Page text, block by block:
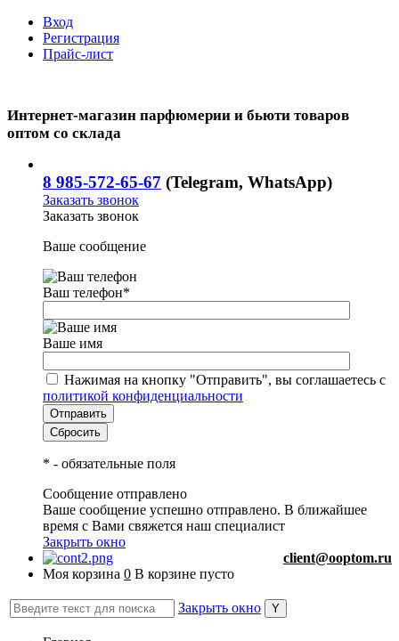
Вход
Регистрация
Прайс-лист
Интернет-магазин парфюмерии и бьюти товаров
оптом со склада
8 985-572-65-67 (Telegram, WhatsApp)
Заказать звонок
Заказать звонок
Ваше сообщение
Ваш телефон*
Ваше имя
Нажимая на кнопку "Отправить", вы соглашаетесь с
политикой конфиденциальности
* - обязательные поля
Сообщение отправлено
Ваше сообщение успешно отправлено. В ближайшее
время с Вами свяжется наш специалист
Закрыть окно
client@ooptom.ru
Моя корзина 0 В корзине пусто
Закрыть окно